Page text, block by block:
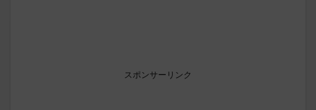
スポンサーリンク